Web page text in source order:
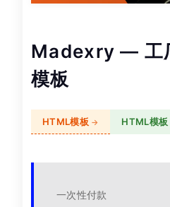
Madexry — 工
模板
HTML模板 HTML模板
一次性付款